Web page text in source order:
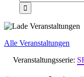
nach:
Alle Veranstaltungen
Veranstaltungsserie: